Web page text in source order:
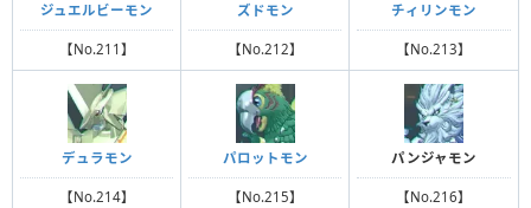
ジュエルビーモン
【No.211】
ズドモン
【No.212】
チィリンモン
【No.213】
デュラモン
【No.214】
パロットモン
【No.215】
パンジャモン
【No.216】